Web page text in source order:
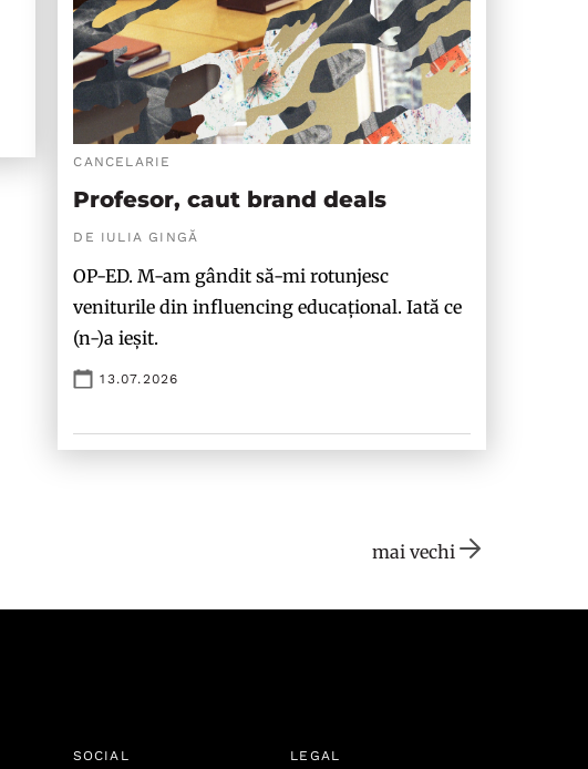
CANCELARIE
Profesor, caut brand deals
DE IULIA GINGĂ
OP-ED. M-am gândit să-mi rotunjesc
veniturile din influencing educațional. Iată ce
(n-)a ieșit.
13.07.2026
mai vechi
SOCIAL LEGAL